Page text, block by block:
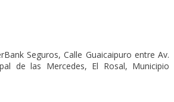
Seguros, Calle Guaicaipuro entre Av.
de las Mercedes, El Rosal, Municipio